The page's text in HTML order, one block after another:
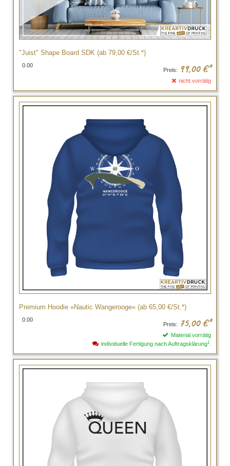
"Juist" Shape Board SDK (ab 79,00 €/St.*)
0.00
Preis: 99,00 €*
nicht vorrätig
Premium Hoodie »Nautic Wangerooge« (ab 65,00 €/St.*)
0.00
Preis: 75,00 €*
Material vorrätig
individuelle Fertigung nach Auftragsklärung1